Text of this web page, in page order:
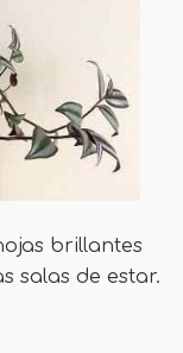
brillantes
salas de estar.